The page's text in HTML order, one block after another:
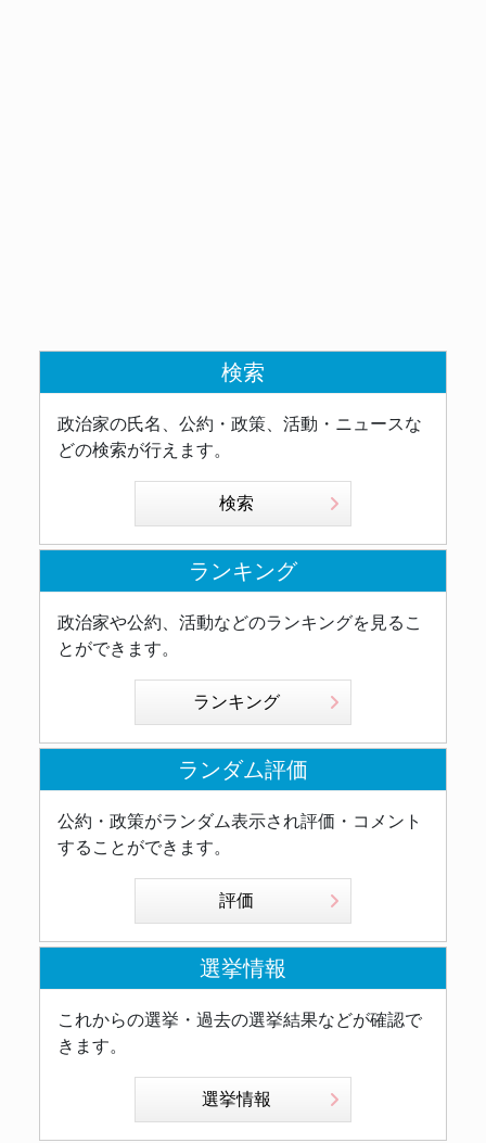
検索
政治家の氏名、公約・政策、活動・ニュースな
どの検索が行えます。
検索
ランキング
政治家や公約、活動などのランキングを見るこ
とができます。
ランキング
ランダム評価
公約・政策がランダム表示され評価・コメント
することができます。
評価
選挙情報
これからの選挙・過去の選挙結果などが確認で
きます。
選挙情報